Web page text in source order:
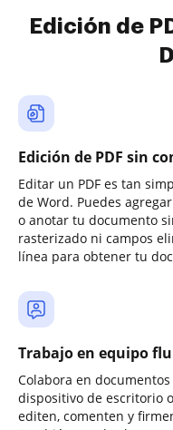
Edición de
Edición de PDF sin
Editar un PDF es tan
de Word. Puedes
o anotar tu documento
rasterizado ni campos
línea para obtener tu
Trabajo en equipo
Colabora en
dispositivo de escritorio
editen, comenten y